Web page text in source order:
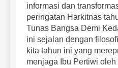
informasi dan
peringatan Harkitnas
Tunas Bangsa Demi
ini sejalan dengan
kita tahun ini yang
menjaga Ibu Pertiwi